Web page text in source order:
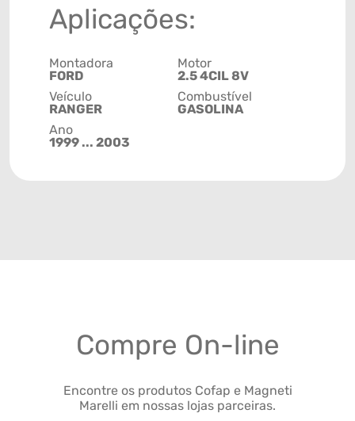
Aplicações:
Montadora
FORD
Veículo
RANGER
Ano
1999 ... 2003
Motor
2.5 4CIL 8V
Combustível
GASOLINA
Compre On-line
Encontre os produtos Cofap e Magneti
Marelli em nossas lojas parceiras.